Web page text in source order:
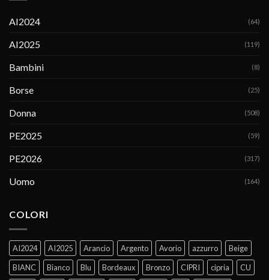
AI2024 (64)
AI2025 (119)
Bambini (8)
Borse (25)
Donna (508)
PE2025 (59)
PE2026 (317)
Uomo (164)
COLORI
AI2024 AI2025 Arancio Argento Avorio azzurro
Beige
BIANC
Bianco Blu Bordeaux Bronzo CIPRI cipria CU